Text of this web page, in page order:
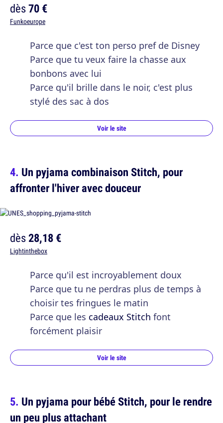
dès70 €
Funkoeurope
Parce que c'est ton perso pref de Disney
Parce que tu veux faire la chasse aux
bonbons avec lui
Parce qu'il brille dans le noir, c'est plus
stylé des sac à dos
Voir le site
Un pyjama combinaison Stitch, pour
affronter l'hiver avec douceur
dès28,18 €
Lightinthebox
Parce qu'il est incroyablement doux
Parce que tu ne perdras plus de temps à
choisir tes fringues le matin
Parce que les cadeaux Stitch font
forcément plaisir
Voir le site
Un pyjama pour bébé Stitch, pour le rendre
un peu plus attachant